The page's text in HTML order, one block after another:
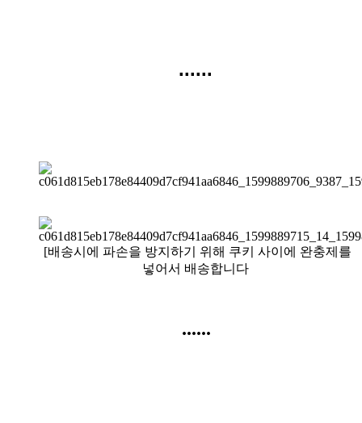
......
[배송시에 파손을 방지하기 위해 쿠키 사이에 완충제를
넣어서 배송합니다
......